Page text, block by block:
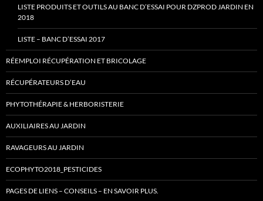
LISTE PRODUITS ET OUTILS AU BANC D’ESSAI POUR DZPROD JARDIN EN
2018
LISTE – BANC D’ESSAI 2017
RÉEMPLOI RÉCUPÉRATION ET BRICOLAGE
RÉCUPÉRATEURS D’EAU
PHYTOTHÉRAPIE & HERBORISTERIE
AUXILIAIRES AU JARDIN
RAVAGEURS AU JARDIN
ECOPHYTO2018_PESTICIDES
PAGES DE LIENS – CONSEILS – EN SAVOIR PLUS.